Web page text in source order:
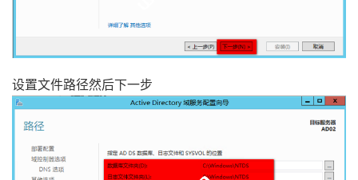
设置文件路径然后下一步